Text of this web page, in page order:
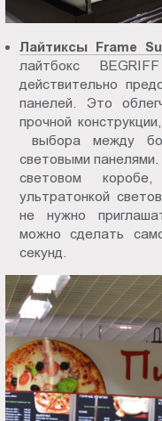
Лайтиксы Frame
лайтбокс
действительно
панелей. Это
прочной
выбора между
световыми
световом
ультратонкой
не нужно
можно сделать
секунд.